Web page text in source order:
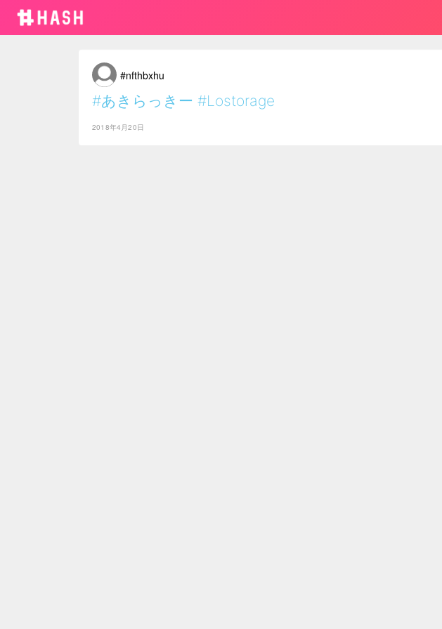
#nfthbxhu
#あきらっきー #Lostorage
2018年4月20日